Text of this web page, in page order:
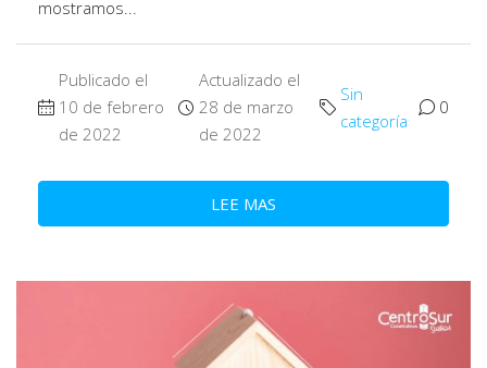
mostramos...
Publicado el
10 de febrero
de 2022
Actualizado el
28 de marzo
de 2022
Sin
categoría
0
LEE MAS